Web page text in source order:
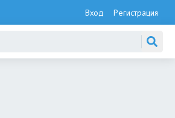
Вход Регистрация